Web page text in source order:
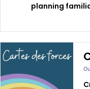
planning